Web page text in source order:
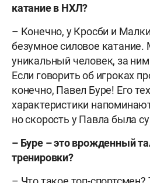
катание в НХЛ?
– Конечно, у Кросби и
безумное силовое
уникальный человек, за
Если говорить об игроках
конечно, Павел Буре! Его
характеристики
но скорость у Павла была
– Буре – это врожденный
тренировки?